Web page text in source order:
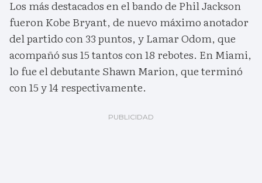
Los más destacados en el bando de Phil Jackson
fueron Kobe Bryant, de nuevo máximo anotador
del partido con 33 puntos, y Lamar Odom, que
acompañó sus 15 tantos con 18 rebotes. En Miami,
lo fue el debutante Shawn Marion, que terminó
con 15 y 14 respectivamente.